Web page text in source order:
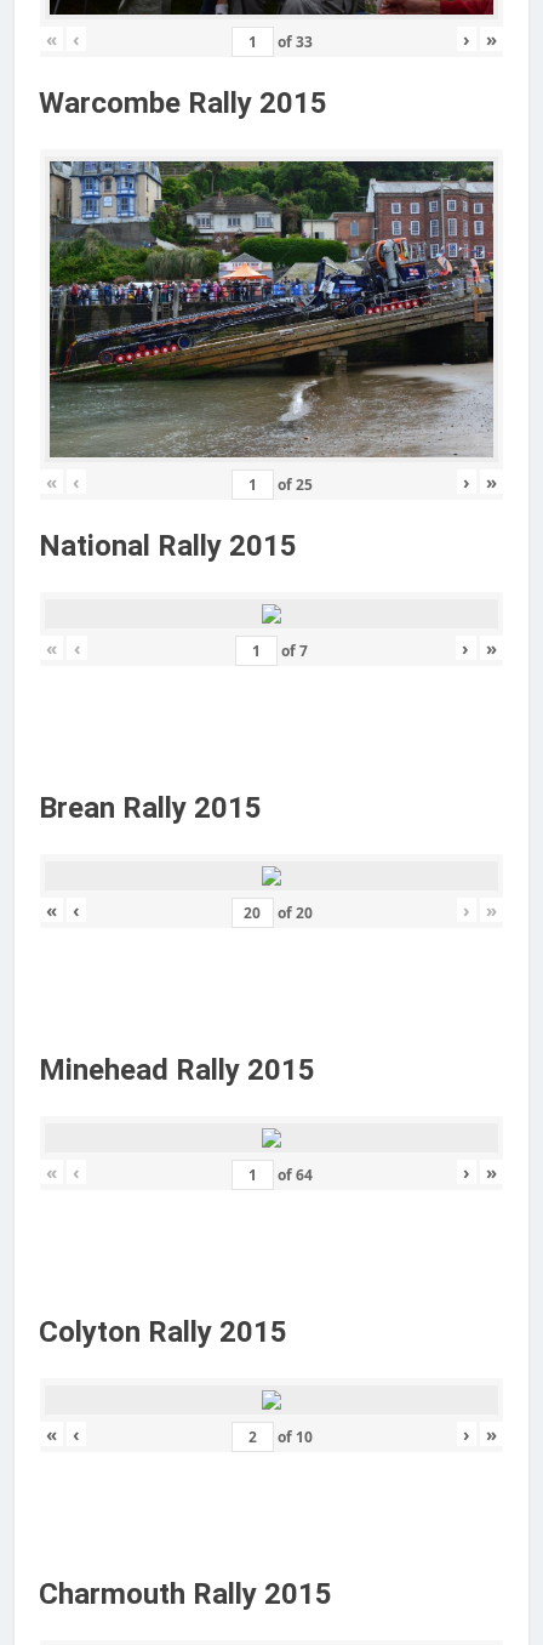
« ‹ of33 › »
Warcombe Rally 2015
« ‹ of25 › »
National Rally 2015
« ‹ of7 › »
Brean Rally 2015
« ‹ of20 › »
Minehead Rally 2015
« ‹ of64 › »
Colyton Rally 2015
« ‹ of 10 › »
Charmouth Rally 2015